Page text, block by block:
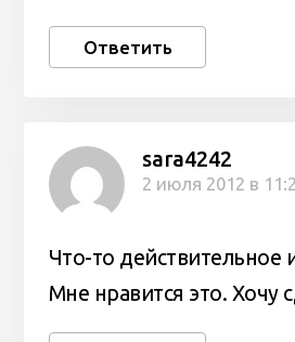
Ответить
sara4242
2 июля 2012 в
Что-то действительное
Мне нравится это. Хочу